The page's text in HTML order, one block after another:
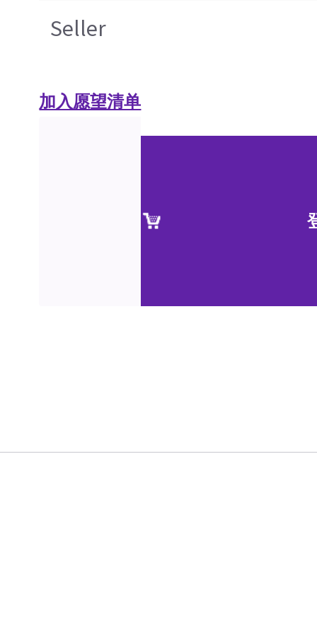
Seller
加入愿望清单